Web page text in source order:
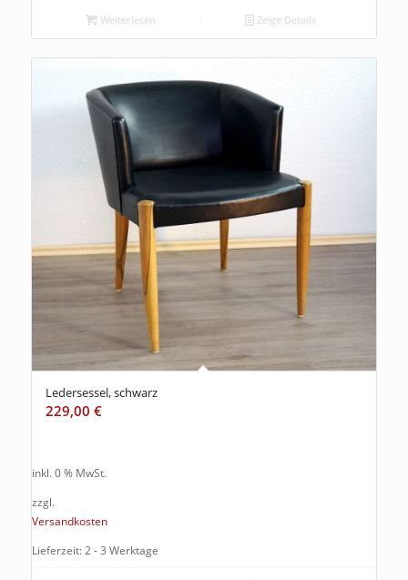
Weiterlesen Zeige Details
Ledersessel, schwarz
229,00 €
inkl. 0 % MwSt.
zzgl.
Versandkosten
Lieferzeit: 2 - 3 Werktage